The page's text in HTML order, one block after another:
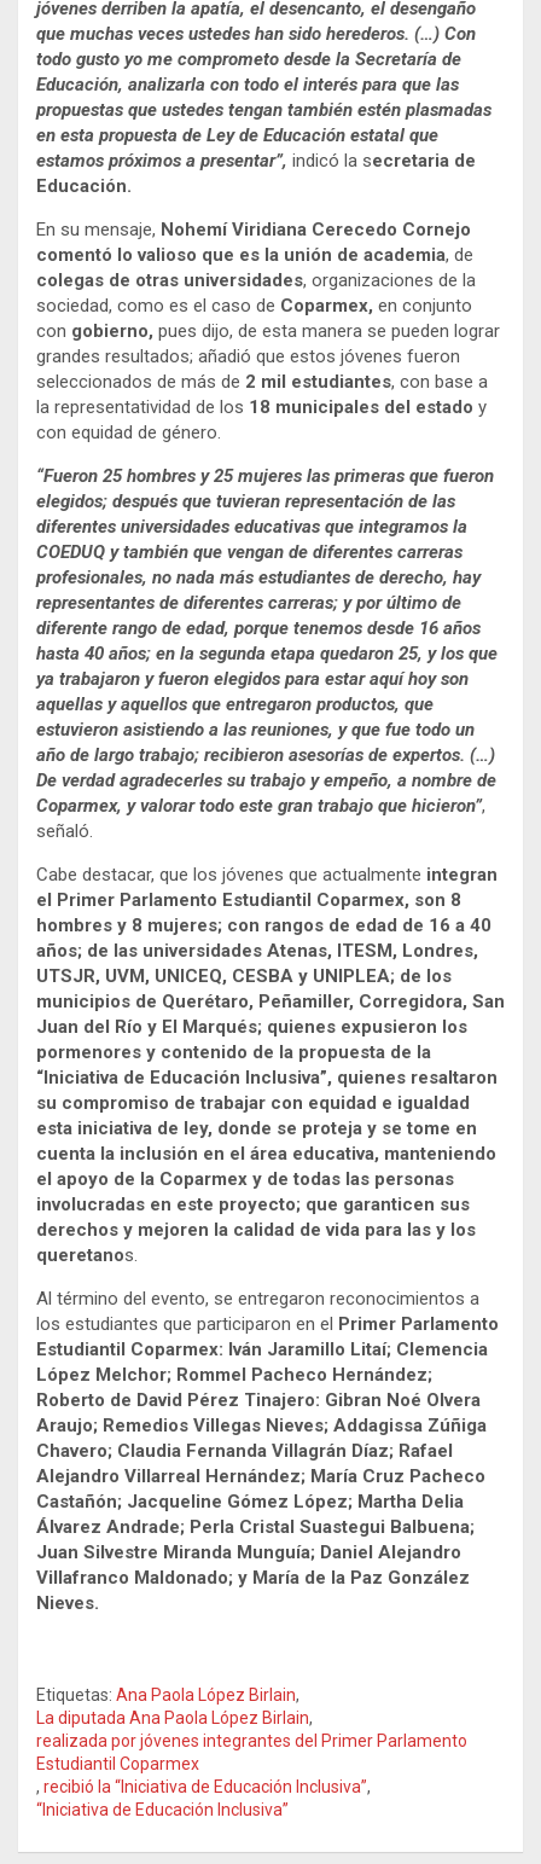
jóvenes derriben la apatía, el desencanto, el desengaño
que muchas veces ustedes han sido herederos. (…) Con
todo gusto yo me comprometo desde la Secretaría de
Educación, analizarla con todo el interés para que las
propuestas que ustedes tengan también estén plasmadas
en esta propuesta de Ley de Educación estatal que
estamos próximos a presentar”, indicó la secretaria de
Educación.
En su mensaje, Nohemí Viridiana Cerecedo Cornejo
comentó lo valioso que es la unión de academia, de
colegas de otras universidades, organizaciones de la
sociedad, como es el caso de Coparmex, en conjunto
con gobierno, pues dijo, de esta manera se pueden lograr
grandes resultados; añadió que estos jóvenes fueron
seleccionados de más de 2 mil estudiantes, con base a
la representatividad de los 18 municipales del estado y
con equidad de género.
“Fueron 25 hombres y 25 mujeres las primeras que fueron
elegidos; después que tuvieran representación de las
diferentes universidades educativas que integramos la
COEDUQ y también que vengan de diferentes carreras
profesionales, no nada más estudiantes de derecho, hay
representantes de diferentes carreras; y por último de
diferente rango de edad, porque tenemos desde 16 años
hasta 40 años; en la segunda etapa quedaron 25, y los que
ya trabajaron y fueron elegidos para estar aquí hoy son
aquellas y aquellos que entregaron productos, que
estuvieron asistiendo a las reuniones, y que fue todo un
año de largo trabajo; recibieron asesorías de expertos. (…)
De verdad agradecerles su trabajo y empeño, a nombre de
Coparmex, y valorar todo este gran trabajo que hicieron”,
señaló.
Cabe destacar, que los jóvenes que actualmente integran
el Primer Parlamento Estudiantil Coparmex, son 8
hombres y 8 mujeres; con rangos de edad de 16 a 40
años; de las universidades Atenas, ITESM, Londres,
UTSJR, UVM, UNICEQ, CESBA y UNIPLEA; de los
municipios de Querétaro, Peñamiller, Corregidora, San
Juan del Río y El Marqués; quienes expusieron los
pormenores y contenido de la propuesta de la
“Iniciativa de Educación Inclusiva”, quienes resaltaron
su compromiso de trabajar con equidad e igualdad
esta iniciativa de ley, donde se proteja y se tome en
cuenta la inclusión en el área educativa, manteniendo
el apoyo de la Coparmex y de todas las personas
involucradas en este proyecto; que garanticen sus
derechos y mejoren la calidad de vida para las y los
queretanos.
Al término del evento, se entregaron reconocimientos a
los estudiantes que participaron en el Primer Parlamento
Estudiantil Coparmex: Iván Jaramillo Litaí; Clemencia
López Melchor; Rommel Pacheco Hernández;
Roberto de David Pérez Tinajero: Gibran Noé Olvera
Araujo; Remedios Villegas Nieves; Addagissa Zúñiga
Chavero; Claudia Fernanda Villagrán Díaz; Rafael
Alejandro Villarreal Hernández; María Cruz Pacheco
Castañón; Jacqueline Gómez López; Martha Delia
Álvarez Andrade; Perla Cristal Suastegui Balbuena;
Juan Silvestre Miranda Munguía; Daniel Alejandro
Villafranco Maldonado; y María de la Paz González
Nieves.
Etiquetas: Ana Paola López Birlain,
La diputada Ana Paola López Birlain,
realizada por jóvenes integrantes del Primer Parlamento
Estudiantil Coparmex
, recibió la “Iniciativa de Educación Inclusiva”,
“Iniciativa de Educación Inclusiva”